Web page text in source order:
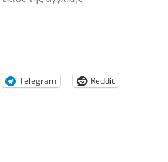
Telegram
Reddit